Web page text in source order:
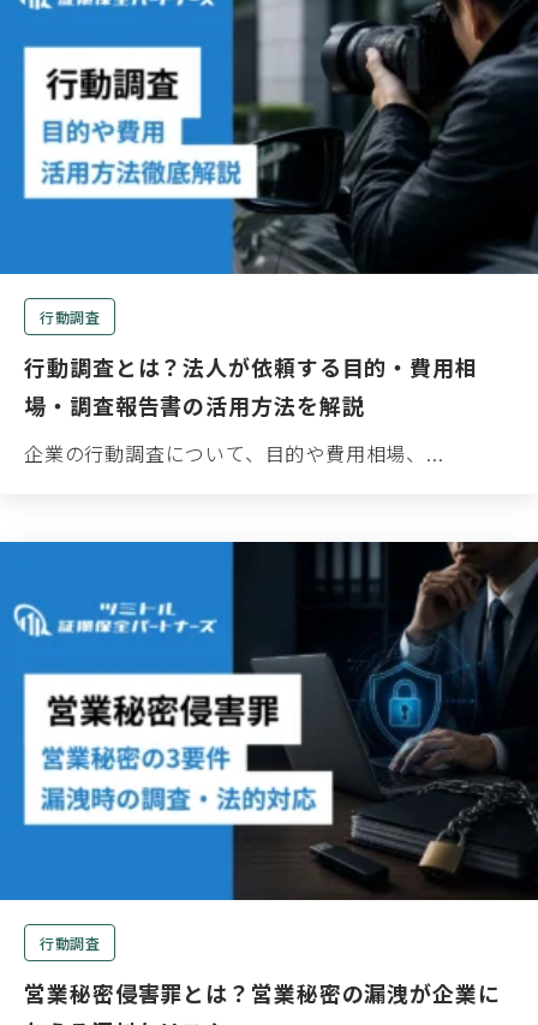
行動調査
行動調査とは？法人が依頼する目的・費用相
場・調査報告書の活用方法を解説
企業の行動調査について、目的や費用相場、...
行動調査
営業秘密侵害罪とは？営業秘密の漏洩が企業に